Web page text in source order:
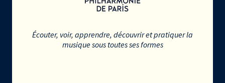
Écouter, voir, apprendre, découvrir et pratiquer la
musique sous toutes ses formes